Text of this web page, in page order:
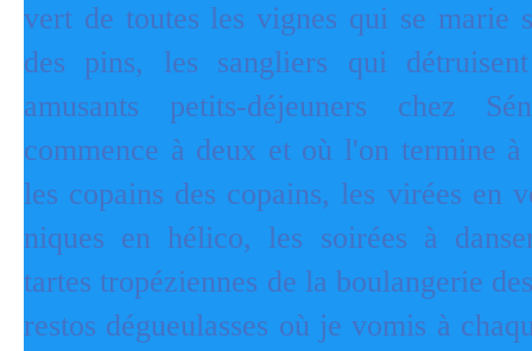
vert de toutes les vignes qui se marie
des pins, les sangliers qui
amusants petits-déjeuners chez
commence à deux et où l'on termine à
les copains des copains, les virées en
niques en hélico, les soirées à
tartes tropéziennes de la boulangerie
restos dégueulasses où je vomis à